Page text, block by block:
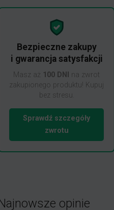
Bezpieczne zakupy
i gwarancja satysfakcji
Masz aż 100 DNI
na zwrot
zakupionego produktu! Kupuj
bez stresu.
Sprawdź szczegóły
zwrotu
opinie